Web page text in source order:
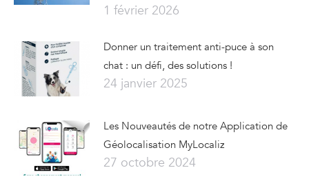
1 février 2026
Donner un traitement anti-puce à son
chat : un défi, des solutions !
24 janvier 2025
Les Nouveautés de notre Application de
Géolocalisation MyLocaliz
27 octobre 2024